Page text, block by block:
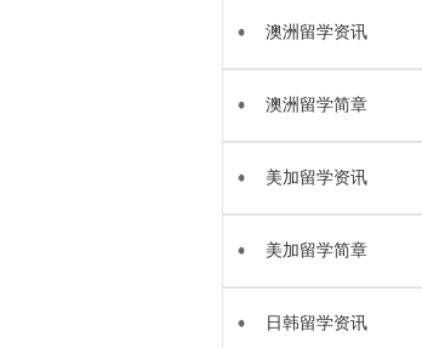
澳洲留学资讯
澳洲留学简章
美加留学资讯
美加留学简章
日韩留学资讯